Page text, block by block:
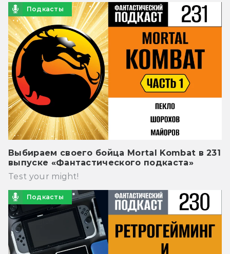
Подкасты
Выбираем своего бойца Mortal Kombat в 231
выпуске «Фантастического подкаста»
Test your might!
Подкасты